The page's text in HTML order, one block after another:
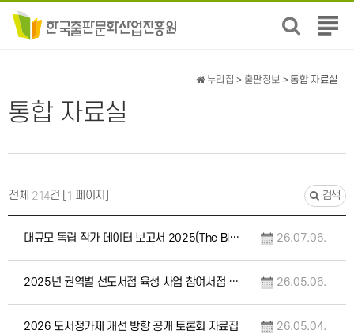
전
뉴
통합 자료실
누리집 > 출판정보 > 통합 자료실
전체 214건 [ 1 페이지] 검색
대규모 독립 작가 데이터 보고서 2025(The Big Indie Author Data D… 26.07.06.
2025년 권역별 선도서점 육성 사업 참여서점 인터뷰집 및 우수서점 사례집, (성과공유회)… 26.05.06.
2026 도서정가제 개선 방향 공개 토론회 자료집 26.05.04.